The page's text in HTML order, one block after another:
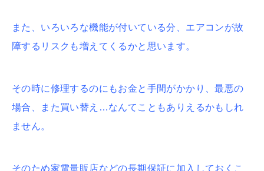
また、いろいろな機能が付いている分、エアコンが故
障するリスクも増えてくるかと思います。
その時に修理するのにもお金と手間がかかり、最悪の
場合、また買い替え…なんてこともありえるかもしれ
ません。
そのため家電量販店などの長期保証に加入しておくこ